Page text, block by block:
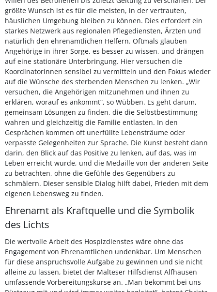
größte Wunsch ist es für die meisten, in der vertrauten,
häuslichen Umgebung bleiben zu können. Dies erfordert ein
starkes Netzwerk aus regionalen Pflegediensten, Ärzten und
natürlich den ehrenamtlichen Helfern. Oftmals glauben
Angehörige in ihrer Sorge, es besser zu wissen, und drängen
auf eine stationäre Unterbringung. Hier versuchen die
Koordinatorinnen sensibel zu vermitteln und den Fokus wieder
auf die Wünsche des sterbenden Menschen zu lenken. „Wir
versuchen, die Angehörigen mitzunehmen und ihnen zu
erklären, worauf es ankommt“, so Wübben. Es geht darum,
gemeinsam Lösungen zu finden, die die Selbstbestimmung
wahren und gleichzeitig die Familie entlasten. In den
Gesprächen kommen oft unerfüllte Lebensträume oder
verpasste Gelegenheiten zur Sprache. Die Kunst besteht dann
darin, den Blick auf das Positive zu lenken, auf das, was im
Leben erreicht wurde, und die Medaille von der anderen Seite
zu betrachten, ohne die Gefühle des Gegenübers zu
schmälern. Dieser sensible Dialog hilft dabei, Frieden mit dem
eigenen Lebensweg zu finden.
Ehrenamt als Kraftquelle und die Symbolik
des Lichts
Die wertvolle Arbeit des Hospizdienstes wäre ohne das
Engagement von Ehrenamtlichen undenkbar. Um Menschen
für diese anspruchsvolle Aufgabe zu gewinnen und sie nicht
alleine zu lassen, bietet der Malteser Hilfsdienst Alfhausen
umfassende Vorbereitungskurse an. „Man bekommt bei uns